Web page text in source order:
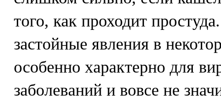
того, как проходит
застойные явления в
особенно характерно для
заболеваний и вовсе не